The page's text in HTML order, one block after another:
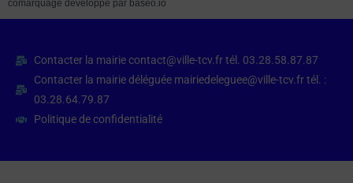
comarquage developpé par baseo.io
Contacter la mairie contact@ville-tcv.fr tél. 03.28.58.87.87
Contacter la mairie déléguée mairiedeleguee@ville-tcv.fr tél. :
03.28.64.79.87
Politique de confidentialité